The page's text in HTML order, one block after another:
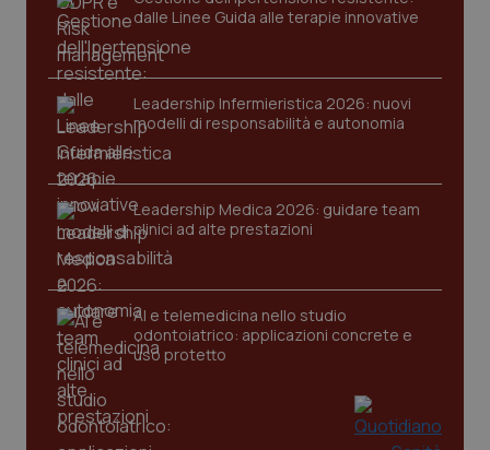
dalle Linee Guida alle terapie innovative
Leadership Infermieristica 2026: nuovi
modelli di responsabilità e autonomia
Leadership Medica 2026: guidare team
clinici ad alte prestazioni
AI e telemedicina nello studio
odontoiatrico: applicazioni concrete e
uso protetto
Nome
Fornitore /Dominio
VISITOR_PRIVACY_METADATA
CookieScriptConsent
CookieScript
www.quotidianosanita.it